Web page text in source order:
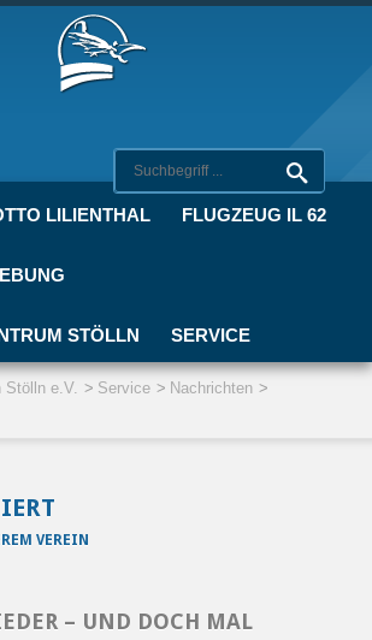
LILIENTHAL FLUGZEUG IL 62
STÖLLN SERVICE
Stölln e.V. Service
Nachrichten
VEREIN
– UND DOCH MAL